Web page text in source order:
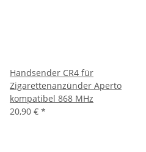
Handsender CR4 für
Zigarettenanzünder Aperto
kompatibel 868 MHz
20,90 € *